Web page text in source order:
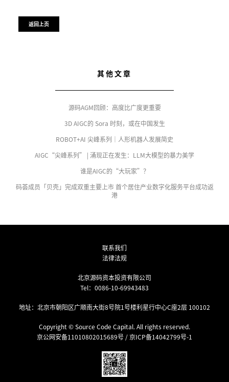
返回上页
其他文章
源码AGM回顾：高度比广度更重要
3D AIGC的 Sora 时刻，或在中国发生
ROBOT+AI 尖峰系列｜人形机器人发展简史
AIGC“尖峰系列” | 涌现正在发生：LLM大模型的暴力美学
谁是AIGC的“大玩家”？
码荟成员「贝壳」完成双重主要上市 首个居住产业数字化服务平台成功返
港
联系我们
法律法规
北京源码资本投资有限公司
Tel： 0086-10-69943483
地址：北京市朝阳区广顺南大街8号院1号楼利星行中心C座2层 100102
Copyright © Source Code Capital. All rights reserved.
京公网安备11010802015689号 /京ICP备14042799号-1